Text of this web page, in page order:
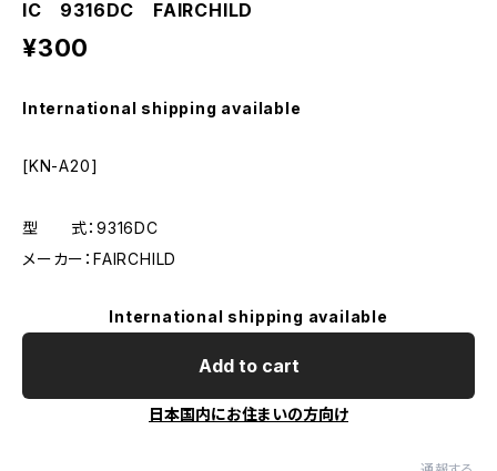
IC 9316DC FAIRCHILD
¥300
International shipping available
[KN-A20]
型 式：9316DC
メーカー：FAIRCHILD
International shipping available
Add to cart
日本国内にお住まいの方向け